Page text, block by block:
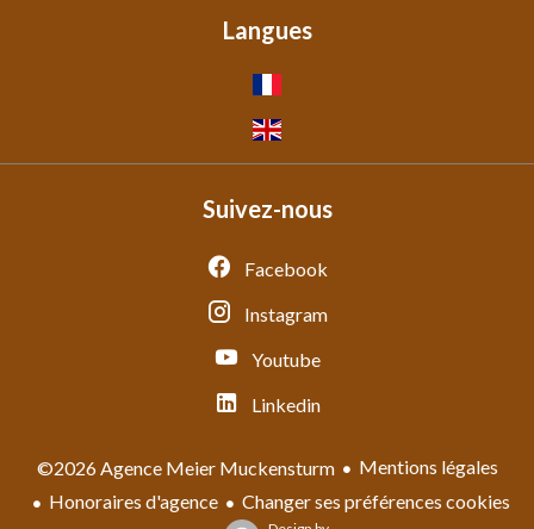
Langues
Suivez-nous
Facebook
Instagram
Youtube
Linkedin
©2026 Agence Meier Muckensturm
Mentions légales
Honoraires d'agence
Changer ses préférences cookies